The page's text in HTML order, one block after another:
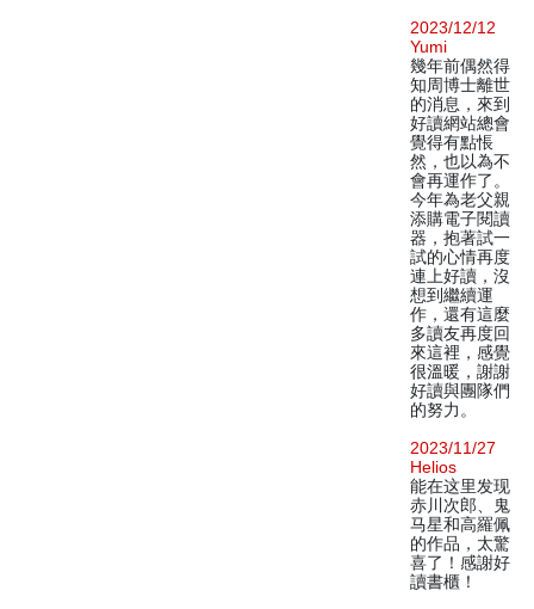
2023/12/12
Yumi
幾年前偶然得
知周博士離世
的消息，來到
好讀網站總會
覺得有點悵
然，也以為不
會再運作了。
今年為老父親
添購電子閱讀
器，抱著試一
試的心情再度
連上好讀，沒
想到繼續運
作，還有這麼
多讀友再度回
來這裡，感覺
很溫暖，謝謝
好讀與團隊們
的努力。
2023/11/27
Helios
能在这里发现
赤川次郎、鬼
马星和高羅佩
的作品，太驚
喜了！感謝好
讀書櫃！